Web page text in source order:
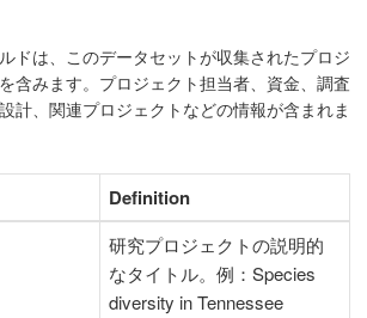
ドは、このデータセットが収集されたプロジ
含みます。プロジェクト担当者、資金、調査
計、関連プロジェクトなどの情報が含まれま
Definition
研究プロジェクトの説明的
なタイトル。例：Species
diversity in Tennessee